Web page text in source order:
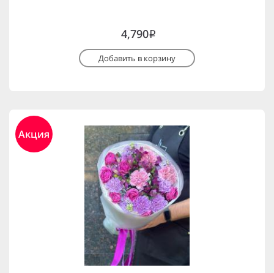
4,790i
Добавить в корзину
Акция